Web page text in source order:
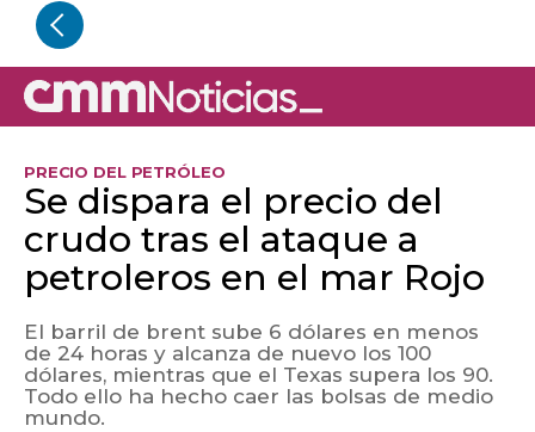
PRECIO DEL PETRÓLEO
Se dispara el precio del
crudo tras el ataque a
petroleros en el mar Rojo
El barril de brent sube 6 dólares en menos
de 24 horas y alcanza de nuevo los 100
dólares, mientras que el Texas supera los 90.
Todo ello ha hecho caer las bolsas de medio
mundo.